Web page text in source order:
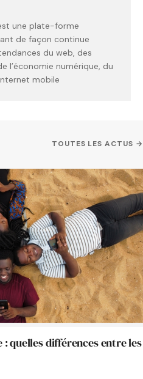
une plate-forme
de façon continue
du web, des
l’économie numérique, du
mobile
TOUTES LES ACTUS →
quelles différences entre les